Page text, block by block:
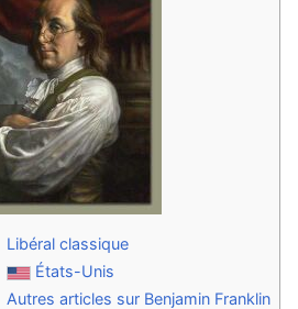
Libéral classique
États-Unis
Autres articles sur Benjamin Franklin